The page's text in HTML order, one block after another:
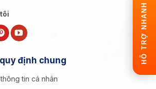
định chung
tin cá nhân
HỖ TRỢ NHANH